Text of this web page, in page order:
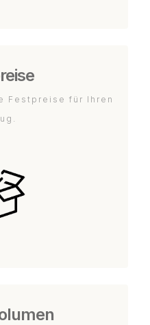
Festpreise für Ihren